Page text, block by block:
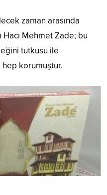
zaman arasında
Mehmet Zade; bu
tutkusu ile
korumuştur.